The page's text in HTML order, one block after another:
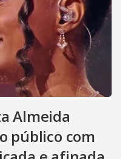
Almeida
público com